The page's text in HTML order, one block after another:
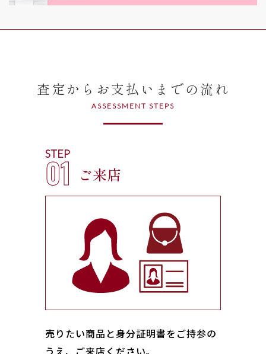
査定からお支払いまでの流れ
ASSESSMENT STEPS
STEP
01 ご来店
売りたい商品と身分証明書をご持参の
うえ、ご来店ください｡